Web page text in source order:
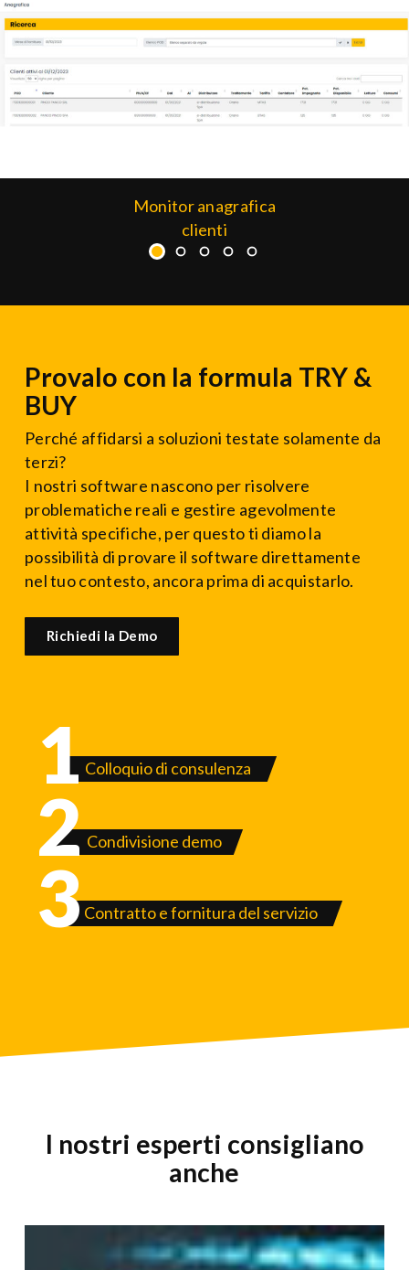
Monitor anagrafica
clienti
Provalo con la formula TRY &
BUY
Perché affidarsi a soluzioni testate solamente da
terzi?
I nostri software nascono per risolvere
problematiche reali e gestire agevolmente
attività specifiche, per questo ti diamo la
possibilità di provare il software direttamente
nel tuo contesto, ancora prima di acquistarlo.
Richiedi la Demo
1 Colloquio di consulenza
2 Condivisione demo
3Contratto e fornitura del servizio
I nostri esperti consigliano
anche